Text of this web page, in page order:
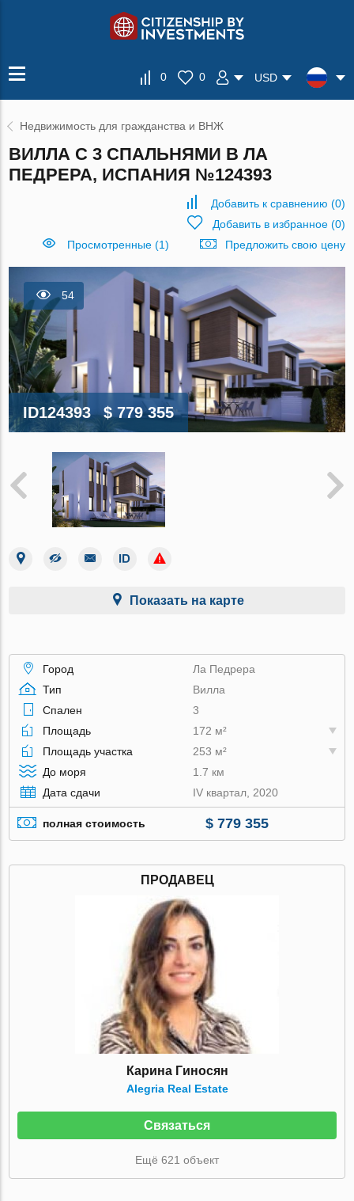
0 0 USD
Недвижимость для гражданства и ВНЖ
ВИЛЛА С 3 СПАЛЬНЯМИ В ЛА
ПЕДРЕРА, ИСПАНИЯ №124393
Добавить к сравнению (0)
Добавить в избранное(0)
Просмотренные (1)
Предложить свою цену
54
ID124393 $ 779 355
Показать на карте
Город
Ла Педрера
Тип
Вилла
Спален
3
Площадь
172 м²
Площадь участка
253 м²
До моря
1.7 км
Дата сдачи
IV квартал, 2020
полная стоимость $ 779 355
ПРОДАВЕЦ
Карина Гиносян
Alegria Real Estate
Связаться
Ещё 621 объект